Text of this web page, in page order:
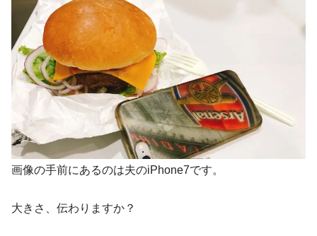
画像の手前にあるのは夫のiPhone7です。
大きさ、伝わりますか？